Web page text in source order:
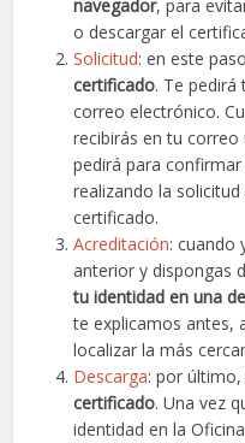
navegador, para
o descargar el
Solicitud: en este
certificado. Te
correo electrónico.
recibirás en tu
pedirá para
realizando la
certificado.
Acreditación: cuando
anterior y dispongas
tu identidad en una
te explicamos antes,
localizar la más
Descarga: por
certificado. Una vez
identidad en la